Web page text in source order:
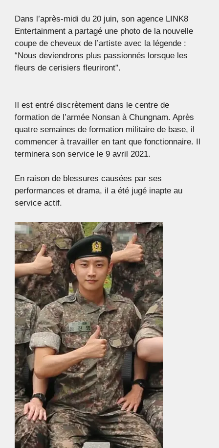
Dans l’après-midi du 20 juin, son agence LINK8
Entertainment a partagé une photo de la nouvelle
coupe de cheveux de l’artiste avec la légende :
“Nous deviendrons plus passionnés lorsque les
fleurs de cerisiers fleuriront”.
Il est entré discrètement dans le centre de
formation de l’armée Nonsan à Chungnam. Après
quatre semaines de formation militaire de base, il
commencer à travailler en tant que fonctionnaire. Il
terminera son service le 9 avril 2021.
En raison de blessures causées par ses
performances et drama, il a été jugé inapte au
service actif.